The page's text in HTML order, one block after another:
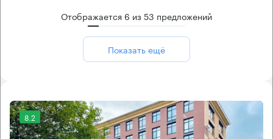
Отображается 6 из53 предложений
Показать ещё
8.2